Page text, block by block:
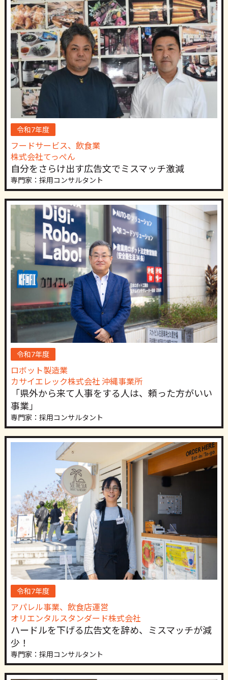
令和7年度
フードサービス、飲食業
株式会社てっぺん
自分をさらけ出す広告文でミスマッチ激減
専門家：採用コンサルタント
令和7年度
ロボット製造業
カサイエレック株式会社 沖縄事業所
「県外から来て人事をする人は、頼った方がいい
事業」
専門家：採用コンサルタント
令和7年度
アパレル事業、飲食店運営
オリエンタルスタンダード株式会社
ハードルを下げる広告文を辞め、ミスマッチが減
少！
専門家：採用コンサルタント